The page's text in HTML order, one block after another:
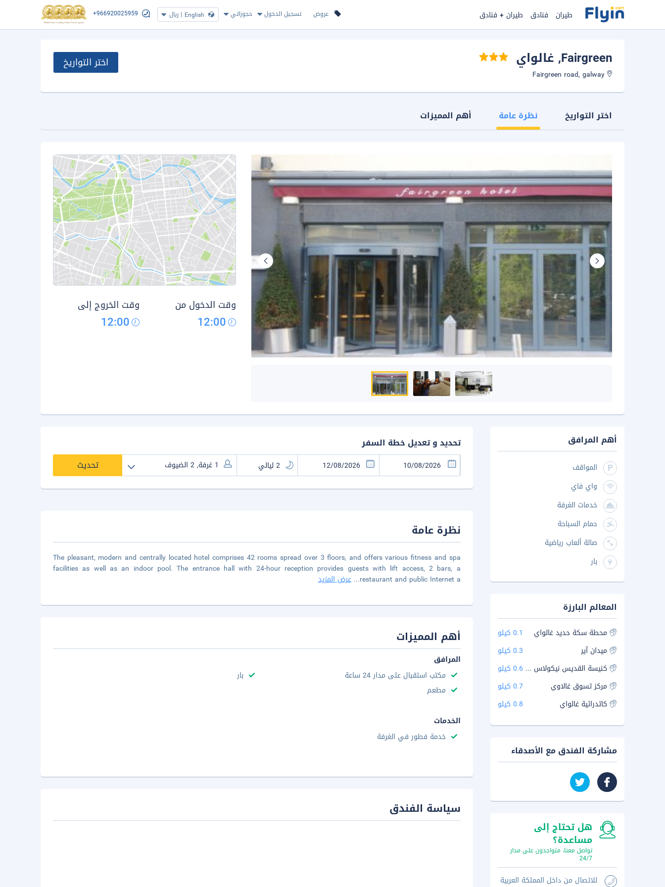
عروض تسجيل الدخول حجوزاتي English
| ريال +966920025959 طيران فنادق طيران + فنادق
Fairgreen, غالواي اختر التواريخ
اختر التواريخ نظرة عامة أهم المميزات
وقت الدخول من
12:00
وقت الخروج إلى
12:00
تحديد و تعديل خطة السفر
تحديث
نظرة عامة
The pleasant, modern and centrally located hotel comprises 42 rooms spread over 3 floors, and offers various fitness and spa
facilities as well as an indoor pool. The entrance hall with 24-hour reception provides guests with lift access, 2 bars, a
restaurant and public Internet a
...عرض المزيد
أهم المميزات
المرافق
مكتب استقبال على مدار 24 ساعة
بار
مطعم
الخدمات
خدمة فطور في الغرفة
سياسة الفندق
أهم المرافق
المواقف
واي فاي
خدمات الغرفة
حمام السباحة
صالة ألعاب رياضية
بار
المعالم البارزة
محطة سكة حديد غالواي
0.1 كيلو
ميدان آير
0.3 كيلو
كنيسة القديس نيكولاس كولغيت 0.6 كيلو
مركز تسوق غالاوي
0.7 كيلو
كاتدرائية غالواي
0.8 كيلو
مشاركة الفندق مع الأصدقاء
هل تحتاج إلى
مساعدة؟
تواصل معنا، متواجدون على مدار
24/7
للاتصال من داخل المملكة العربية